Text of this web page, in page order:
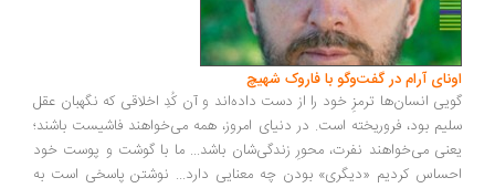
آرام در گفت‌وگو با فاروک شهیچ‭
انسان‌ها ترمزِ خود را از دست داده‌اند و آن کُدِ اخلاقی که نگهبان عقل
بود، فروریخته است. در دنیای امروز، همه می‌خواهند فاشیست باشند؛
می‌خواهند نفرت، محورِ زندگی‌شان باشد... ما با گوشت و پوست خود
کردیم «دیگری» بودن چه معنایی دارد... نوشتن پاسخی است به